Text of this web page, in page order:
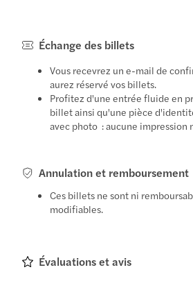
Échange des billets
Vous recevrez un e-mail de
aurez réservé vos billets.
Profitez d'une entrée fluide en
billet ainsi qu'une pièce
avec photo : aucune impression
Annulation et remboursement
Ces billets ne sont ni
modifiables.
Évaluations et avis